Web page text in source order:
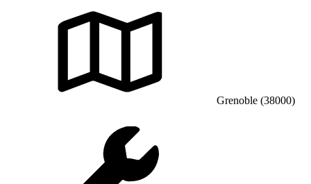
Grenoble (38000)